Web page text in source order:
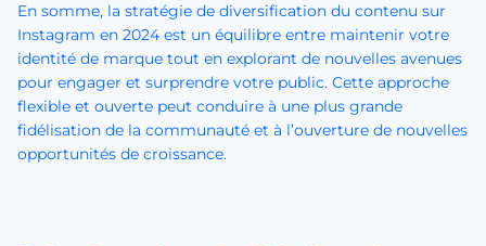
En somme, la stratégie de diversification du contenu sur
Instagram en 2024 est un équilibre entre maintenir votre
identité de marque tout en explorant de nouvelles avenues
pour engager et surprendre votre public. Cette approche
flexible et ouverte peut conduire à une plus grande
fidélisation de la communauté et à l’ouverture de nouvelles
opportunités de croissance.